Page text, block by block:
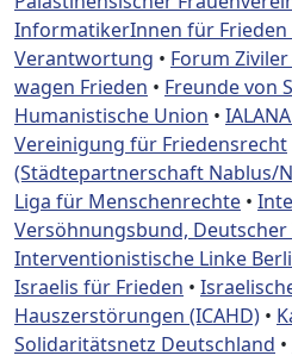
InformatikerInnen für
Verantwortung • Forum
wagen Frieden • Freunde von
Humanistische Union •
Vereinigung für Friedensrecht
(Städtepartnerschaft Nablus/
Liga für Menschenrechte •
Versöhnungsbund, Deutscher
Interventionistische Linke
Israelis für Frieden •
Hauszerstörungen (ICAHD) •
Solidaritätsnetz Deutschland •